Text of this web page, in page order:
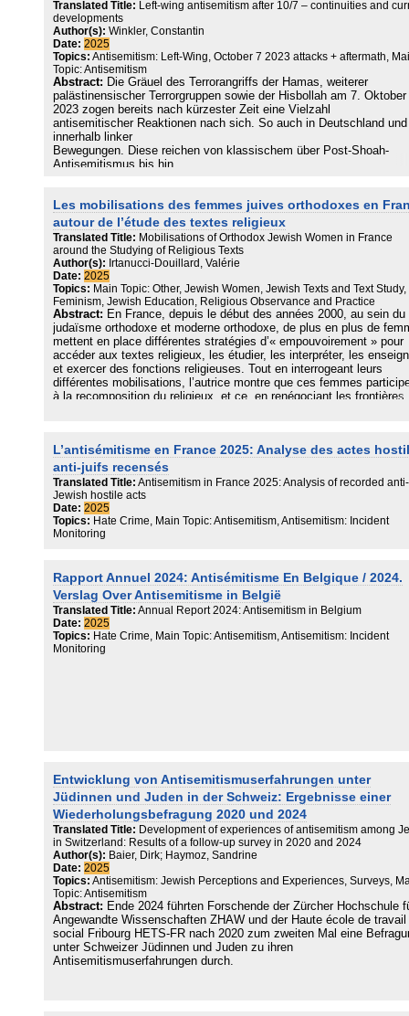
Translated Title: Left-wing antisemitism after 10/7 – continuities and
developments
Author(s): Winkler, Constantin
Date: 2025
Topics: Antisemitism: Left-Wing, October 7 2023 attacks + aftermath,
Topic: Antisemitism
Abstract: Die Gräuel des Terrorangriffs der Hamas, weiterer
palästinensischer Terrorgruppen sowie der Hisbollah am 7. Oktober
2023 zogen bereits nach kürzester Zeit eine Vielzahl
antisemitischer Reaktionen nach sich. So auch in Deutschland und
innerhalb linker
Bewegungen. Diese reichen von klassischem über Post-Shoah-
Antisemitismus bis hin
Antisemitismus in diversen Teilen der sehr heterogenen
und zieht destruktive Folgen fürlinke Strukturen nach sich. Der
beleuchtet die Kontinuitäten
des linken Antisemitismus, geht auf die ideologische und
Historie linker
Bewegungen ein und betrachtet die Entwicklungen seit dem 7.
2023. Der Text
plädiertfür eine universalistische und emanzipatorische Kritik, die
kulturrelativistische
Muster und antisemitische Tendenzen ablehnt.
Les mobilisations des femmes juives orthodoxes en
autour de l’étude des textes religieux
Translated Title: Mobilisations of Orthodox Jewish Women in France
around the Studying of Religious Texts
Author(s): Irtanucci-Douillard, Valérie
Date: 2025
Topics: Main Topic: Other, Jewish Women, Jewish Texts and Text Study,
Feminism, Jewish Education, Religious Observance and Practice
Abstract: En France, depuis le début des années 2000, au sein du
judaïsme orthodoxe et moderne orthodoxe, de plus en plus de
mettent en place différentes stratégies d’« empouvoirement » pour
accéder aux textes religieux, les étudier, les interpréter, les
et exercer des fonctions religieuses. Tout en interrogeant leurs
différentes mobilisations, l’autrice montre que ces femmes
à la recomposition du religieux, et ce, en renégociant les frontières
L’antisémitisme en France 2025: Analyse des actes
anti-juifs recensés
Translated Title: Antisemitism in France 2025: Analysis of recorded anti-
Jewish hostile acts
Date: 2025
Topics: Hate Crime, Main Topic: Antisemitism, Antisemitism: Incident
Monitoring
Rapport Annuel 2024: Antisémitisme En Belgique / 2024.
Verslag Over Antisemitisme in België
Translated Title: Annual Report 2024: Antisemitism in Belgium
Date: 2025
Topics: Hate Crime, Main Topic: Antisemitism, Antisemitism: Incident
Monitoring
Entwicklung von Antisemitismuserfahrungen unter
Jüdinnen und Juden in der Schweiz: Ergebnisse einer
Wiederholungsbefragung 2020 und 2024
Translated Title: Development of experiences of antisemitism among
in Switzerland: Results of a follow-up survey in 2020 and 2024
Author(s): Baier, Dirk; Haymoz, Sandrine
Date: 2025
Topics: Antisemitism: Jewish Perceptions and Experiences, Surveys,
Topic: Antisemitism
Abstract: Ende 2024 führten Forschende der Zürcher Hochschule
Angewandte Wissenschaften ZHAW und der Haute école de travail
social Fribourg HETS-FR nach 2020 zum zweiten Mal eine
unter Schweizer Jüdinnen und Juden zu ihren
Antisemitismuserfahrungen durch.